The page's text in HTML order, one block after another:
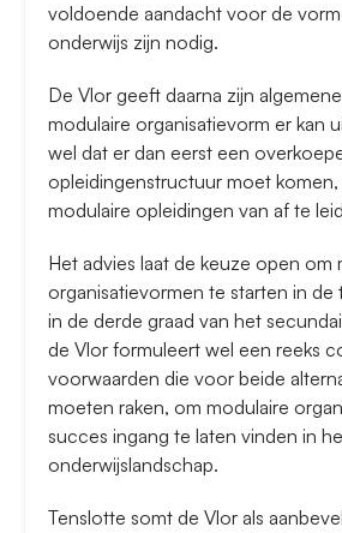
voldoende aandacht voor de
onderwijs zijn nodig.
De Vlor geeft daarna zijn
modulaire organisatievorm er kan
wel dat er dan eerst een
opleidingenstructuur moet komen,
modulaire opleidingen van af te
Het advies laat de keuze open om
organisatievormen te starten in de
in de derde graad van het
de Vlor formuleert wel een reeks
voorwaarden die voor beide
moeten raken, om modulaire
succes ingang te laten vinden in
onderwijslandschap.
Tenslotte somt de Vlor als